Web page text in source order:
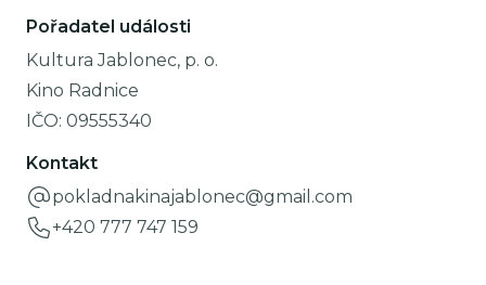
Pořadatel události
Kultura Jablonec, p. o.
Kino Radnice
IČO: 09555340
Kontakt
pokladnakinajablonec@gmail.com
+420 777 747 159